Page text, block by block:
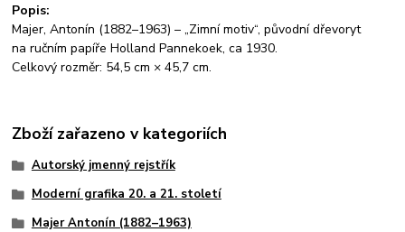
Popis:
Majer, Antonín (1882–1963) – „Zimní motiv“, původní dřevoryt
na ručním papíře Holland Pannekoek, ca 1930.
Celkový rozměr: 54,5 cm × 45,7 cm.
Zboží zařazeno v kategoriích
Autorský jmenný rejstřík
Moderní grafika 20. a 21. století
Majer Antonín (1882–1963)